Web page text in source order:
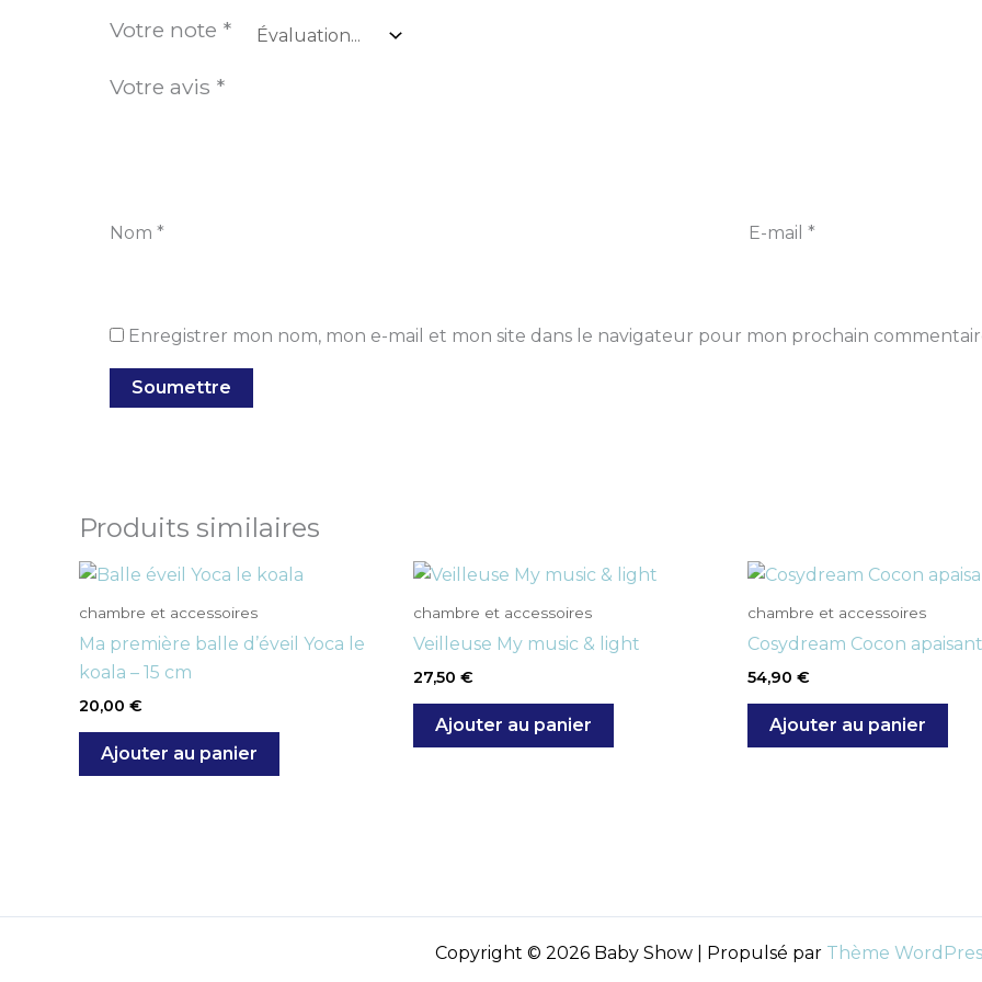
Votre note *
Votre avis *
Nom * E-mail*
Enregistrer mon nom, mon e-mail et mon site dans le navigateur pour mon prochain
Produits similaires
chambre et accessoires
Ma première balle d’éveil Yoca le
koala – 15 cm
20,00 €
Ajouter au panier
chambre et accessoires
Veilleuse My music & light
27,50 €
Ajouter au panier
chambre et accessoires
Cosydream Cocon apaisant
54,90 €
Ajouter au panier
Copyright © 2026 Baby Show | Propulsé par Thème